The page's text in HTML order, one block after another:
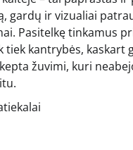
gardų ir vizualiai
Pasitelkę tinkamus
kantrybės, kaskart
žuvimi, kuri